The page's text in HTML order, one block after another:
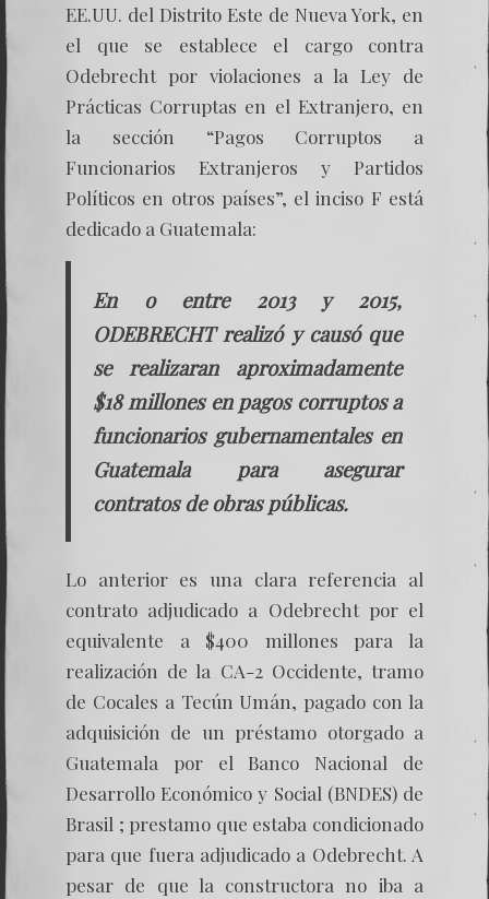
EE.UU. del Distrito Este de Nueva York, en
el que se establece el cargo contra
Odebrecht por violaciones a la Ley de
Prácticas Corruptas en el Extranjero, en
la sección “Pagos Corruptos a
Funcionarios Extranjeros y Partidos
Políticos en otros países”, el inciso F está
dedicado a Guatemala:
En o entre 2013 y 2015,
ODEBRECHT realizó y causó que
se realizaran aproximadamente
$18 millones en pagos corruptos a
funcionarios gubernamentales en
Guatemala para asegurar
contratos de obras públicas.
Lo anterior es una clara referencia al
contrato adjudicado a Odebrecht por el
equivalente a $400 millones para la
realización de la CA-2 Occidente, tramo
de Cocales a Tecún Umán, pagado con la
adquisición de un préstamo otorgado a
Guatemala por el Banco Nacional de
Desarrollo Económico y Social (BNDES) de
Brasil ; prestamo que estaba condicionado
para que fuera adjudicado a Odebrecht. A
pesar de que la constructora no iba a